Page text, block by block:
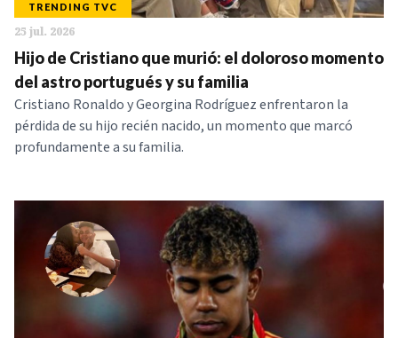
TRENDING TVC
25 jul. 2026
Hijo de Cristiano que murió: el doloroso momento
del astro portugués y su familia
Cristiano Ronaldo y Georgina Rodríguez enfrentaron la
pérdida de su hijo recién nacido, un momento que marcó
profundamente a su familia.